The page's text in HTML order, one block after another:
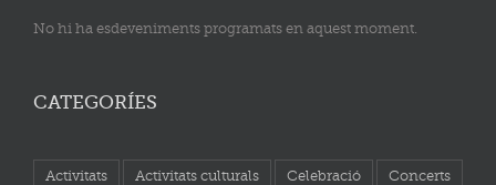
No hi ha esdeveniments programats en aquest moment.
CATEGORÍES
Activitats Activitats culturals Celebració Concerts